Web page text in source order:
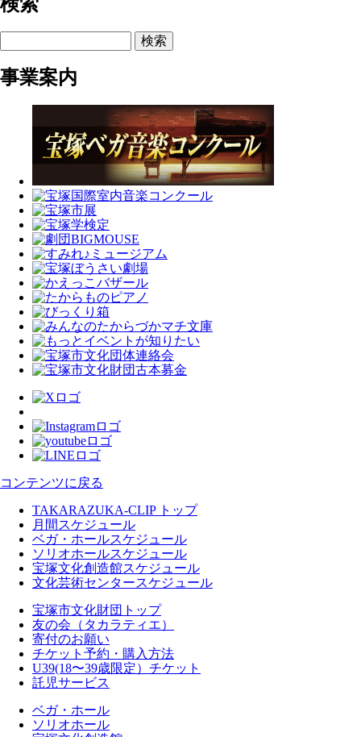
検索
検索
事業案内
コンテンツに戻る
TAKARAZUKA-CLIP トップ
月間スケジュール
ベガ・ホールスケジュール
ソリオホールスケジュール
宝塚文化創造館スケジュール
文化芸術センタースケジュール
宝塚市文化財団トップ
友の会（タカラティエ）
寄付のお願い
チケット予約・購入方法
U39(18〜39歳限定）チケット
託児サービス
ベガ・ホール
ソリオホール